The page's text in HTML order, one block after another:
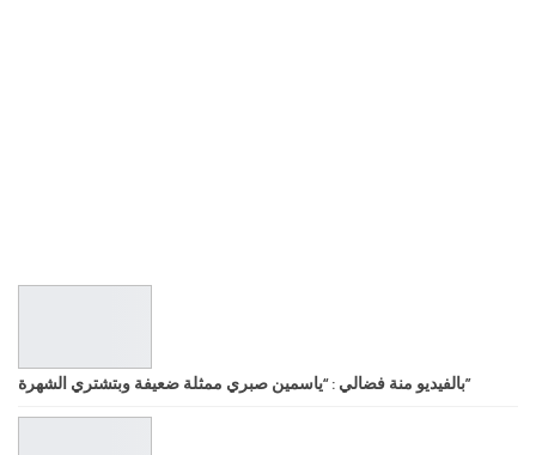
بالفيديو منة فضالي : “ياسمين صبري ممثلة ضعيفة وبتشتري الشهرة”